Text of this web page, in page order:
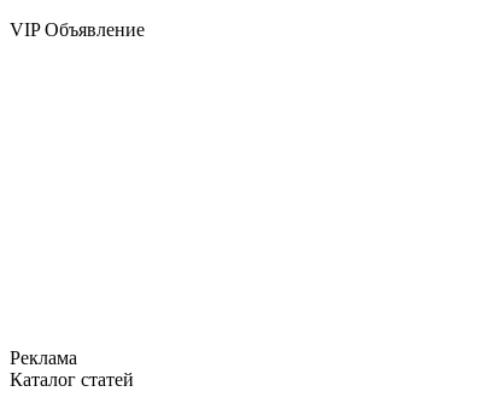
VIP Объявление
Реклама
Каталог статей